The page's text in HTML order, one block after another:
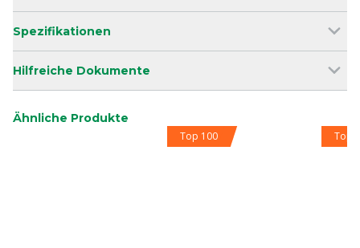
Spezifikationen
Hilfreiche Dokumente
Ähnliche Produkte
Top 100 Top